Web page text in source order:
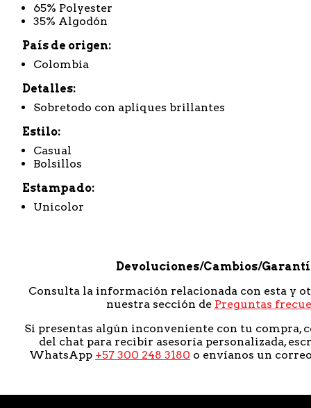
65% Polyester
35% Algodón
País de origen
Colombia
Detalles
Sobretodo con apliques brillantes
Estilo
Casual
Bolsillos
Estampado
Unicolor
Devoluciones/Cambios/
Consulta la información relacionada con esta y
nuestra sección de Preguntas
Si presentas algún inconveniente con tu compra,
del chat para recibir asesoría personalizada,
WhatsApp +57 300 248 3180 o envíanos un